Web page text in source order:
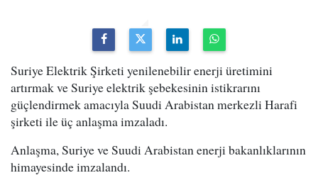
Suriye Elektrik Şirketi yenilenebilir enerji üretimini
artırmak ve Suriye elektrik şebekesinin istikrarını
güçlendirmek amacıyla Suudi Arabistan merkezli Harafi
şirketi ile üç anlaşma imzaladı.
Anlaşma, Suriye ve Suudi Arabistan enerji bakanlıklarının
himayesinde imzalandı.